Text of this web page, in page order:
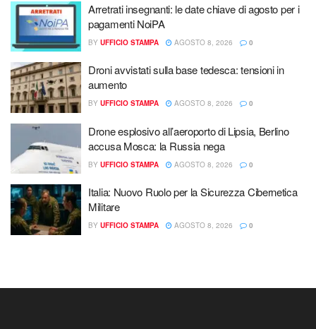
Arretrati insegnanti: le date chiave di agosto per i
pagamenti NoiPA
BY UFFICIO STAMPA AGOSTO 8, 2026 0
Droni avvistati sulla base tedesca: tensioni in
aumento
BY UFFICIO STAMPA AGOSTO 8, 2026 0
Drone esplosivo all’aeroporto di Lipsia, Berlino
accusa Mosca: la Russia nega
BY UFFICIO STAMPA AGOSTO 8, 2026 0
Italia: Nuovo Ruolo per la Sicurezza Cibernetica
Militare
BY UFFICIO STAMPA AGOSTO 8, 2026 0